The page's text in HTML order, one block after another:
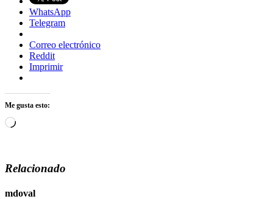
WhatsApp
Telegram
Correo electrónico
Reddit
Imprimir
Me gusta esto:
Cargando...
Relacionado
mdoval